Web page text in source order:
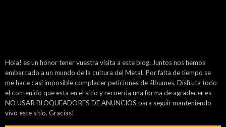
Hola! es un honor tener vuestra visita a este blog. Juntos nos hemos
embarcado a un mundo de la cultura del Metal. Por falta de tiempo se
me hace casi imposible complacer peticiones de álbumes. Disfruta todo
el contenido que esta en el sitio y recuerda una forma de agradecer es
NO USAR BLOQUEADORES DE ANUNCIOS para seguir manteniendo
vivo este sitio. Gracias!